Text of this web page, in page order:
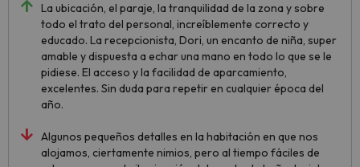
La ubicación, el paraje, la tranquilidad de la zona y sobre
todo el trato del personal, increíblemente correcto y
educado. La recepcionista, Dori, un encanto de niña, super
amable y dispuesta a echar una mano en todo lo que se le
pidiese. El acceso y la facilidad de aparcamiento,
excelentes. Sin duda para repetir en cualquier época del
año.
Algunos pequeños detalles en la habitación en que nos
alojamos, ciertamente nimios, pero al tiempo fáciles de